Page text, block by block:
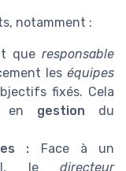
notamment :
queresponsable
les équipes
fixés. Cela
en gestion du
: Face à un
le directeur